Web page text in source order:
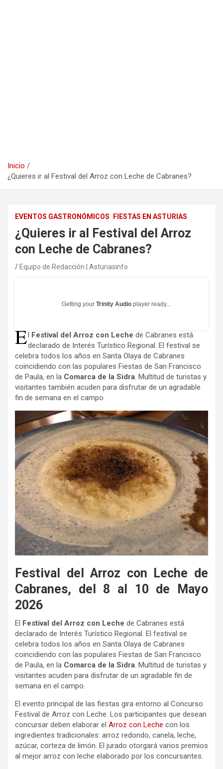
Inicio
¿Quieres ir al Festival del Arroz con Leche de Cabranes?
EVENTOS GASTRONÓMICOS FIESTAS EN ASTURIAS
¿Quieres ir al Festival del Arroz
con Leche de Cabranes?
Equipo de Redacción | Asturiasinfo
Getting your Trinity Audio player ready...
El Festival del Arroz con Leche de Cabranes está
declarado de Interés Turístico Regional. El festival se
celebra todos los años en Santa Olaya de Cabranes
coincidiendo con las populares Fiestas de San Francisco
de Paula, en la Comarca de la Sidra. Multitud de turistas y
visitantes también acuden para disfrutar de un agradable
fin de semana en el campo.
Festival del Arroz con Leche de
Cabranes, del 8 al 10 de Mayo
2026
El Festival del Arroz con Leche de Cabranes está
declarado de Interés Turístico Regional. El festival se
celebra todos los años en Santa Olaya de Cabranes
coincidiendo con las populares Fiestas de San Francisco
de Paula, en la Comarca de la Sidra. Multitud de turistas y
visitantes acuden para disfrutar de un agradable fin de
semana en el campo.
El evento principal de las fiestas gira entorno al Concurso
Festival de Arroz con Leche. Los participantes que desean
concursar deben elaborar el Arroz con Leche con los
ingredientes tradicionales: arroz redondo, canela, leche,
azúcar, corteza de limón. El jurado otorgará varios premios
al mejor arroz con leche elaborado por los concursantes.